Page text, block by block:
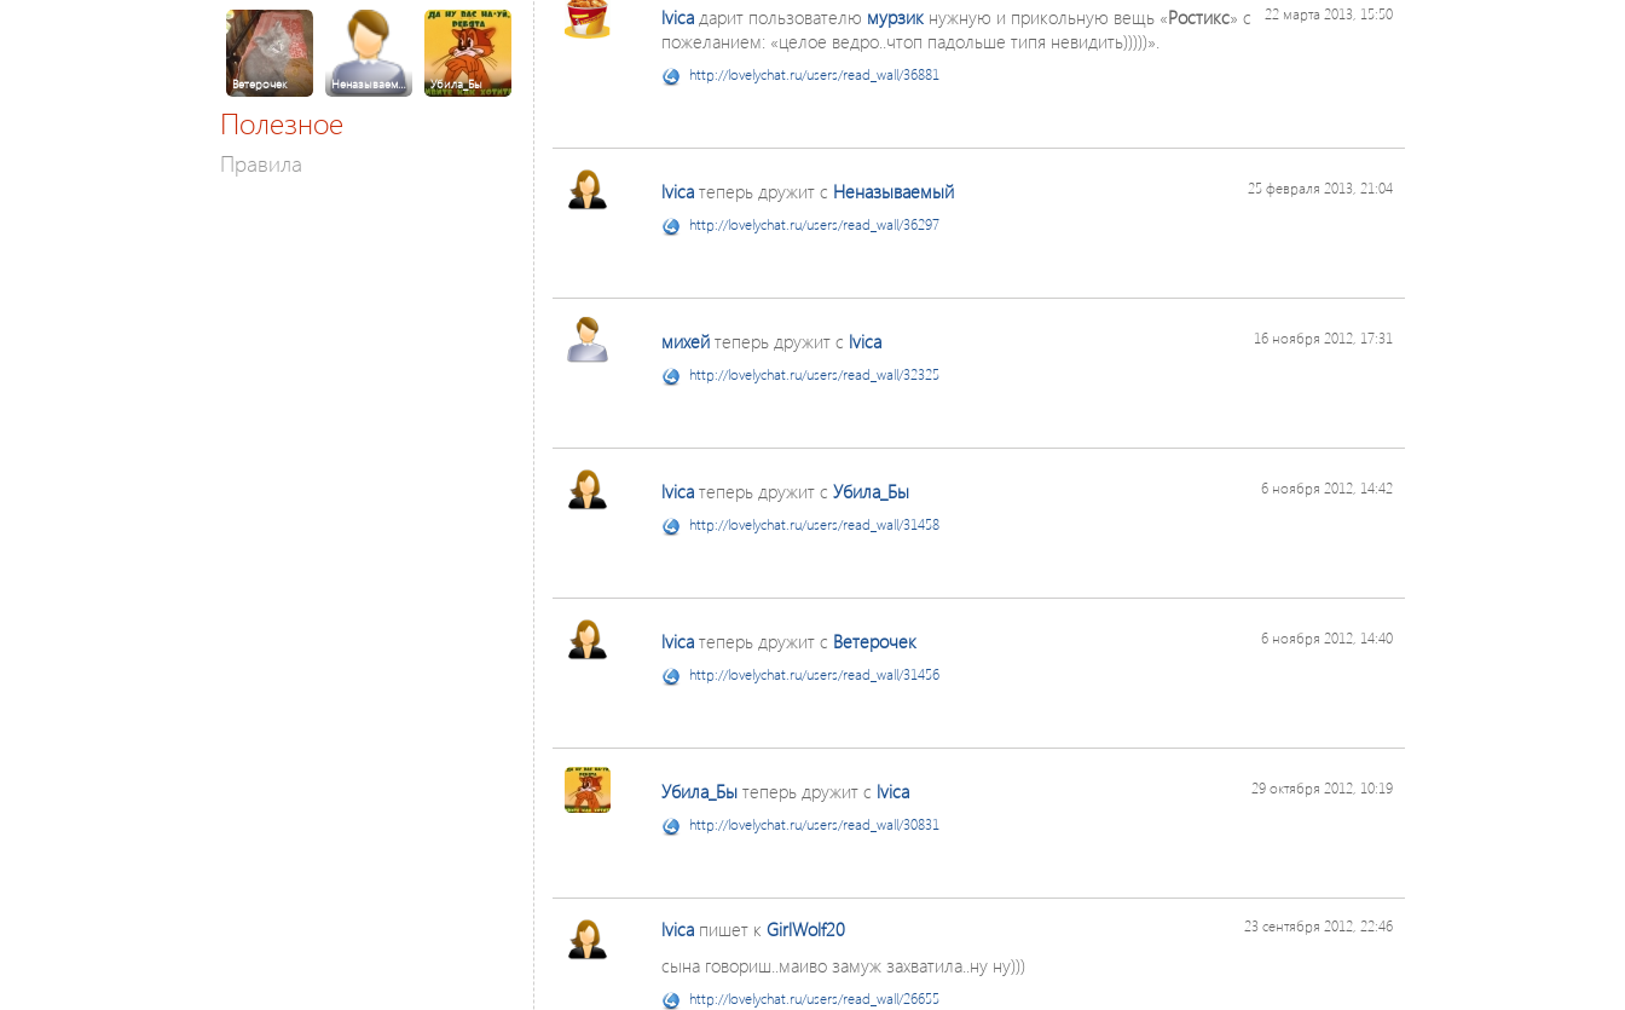
Ветерочек Неназываем… Убила_Бы
Полезное
Правила
22 марта 2013, 15:50
lvica дарит пользователю мурзик нужную и прикольную вещь «Ростикс» с
пожеланием: «целое ведро..чтоп падольше типя невидить)))))».
http://lovelychat.ru/users/read_wall/36881
25 февраля 2013, 21:04
lvica теперь дружит с Неназываемый
http://lovelychat.ru/users/read_wall/36297
16 ноября 2012, 17:31
михей теперь дружит с lvica
http://lovelychat.ru/users/read_wall/32325
6 ноября 2012, 14:42
lvica теперь дружит с Убила_Бы
http://lovelychat.ru/users/read_wall/31458
6 ноября 2012, 14:40
lvica теперь дружит с Ветерочек
http://lovelychat.ru/users/read_wall/31456
29 октября 2012, 10:19
Убила_Бы теперь дружит с lvica
http://lovelychat.ru/users/read_wall/30831
lvica пишет к GirlWolf20 23 сентября 2012, 22:46
сына говориш..маиво замуж захватила..ну ну)))
http://lovelychat.ru/users/read_wall/26655